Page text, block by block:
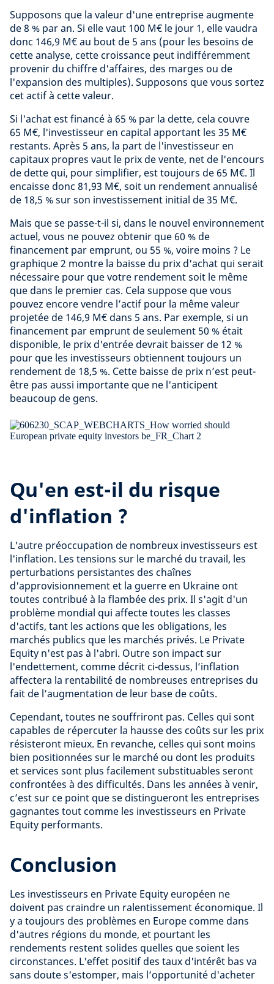
Supposons que la valeur d'une entreprise augmente
de 8 % par an. Si elle vaut 100 M€ le jour 1, elle vaudra
donc 146,9 M€ au bout de 5 ans (pour les besoins de
cette analyse, cette croissance peut indifféremment
provenir du chiffre d'affaires, des marges ou de
l'expansion des multiples). Supposons que vous sortez
cet actif à cette valeur.
Si l'achat est financé à 65 % par la dette, cela couvre
65 M€, l'investisseur en capital apportant les 35 M€
restants. Après 5 ans, la part de l'investisseur en
capitaux propres vaut le prix de vente, net de l'encours
de dette qui, pour simplifier, est toujours de 65 M€. Il
encaisse donc 81,93 M€, soit un rendement annualisé
de 18,5 % sur son investissement initial de 35 M€.
Mais que se passe-t-il si, dans le nouvel environnement
actuel, vous ne pouvez obtenir que 60 % de
financement par emprunt, ou 55 %, voire moins ? Le
graphique 2 montre la baisse du prix d'achat qui serait
nécessaire pour que votre rendement soit le même
que dans le premier cas. Cela suppose que vous
pouvez encore vendre l’actif pour la même valeur
projetée de 146,9 M€ dans 5 ans. Par exemple, si un
financement par emprunt de seulement 50 % était
disponible, le prix d'entrée devrait baisser de 12 %
pour que les investisseurs obtiennent toujours un
rendement de 18,5 %. Cette baisse de prix n’est peut-
être pas aussi importante que ne l'anticipent
beaucoup de gens.
Qu'en est-il du risque
d'inflation ?
L'autre préoccupation de nombreux investisseurs est
l'inflation. Les tensions sur le marché du travail, les
perturbations persistantes des chaînes
d'approvisionnement et la guerre en Ukraine ont
toutes contribué à la flambée des prix. Il s'agit d'un
problème mondial qui affecte toutes les classes
d'actifs, tant les actions que les obligations, les
marchés publics que les marchés privés. Le Private
Equity n'est pas à l'abri. Outre son impact sur
l'endettement, comme décrit ci-dessus, l’inflation
affectera la rentabilité de nombreuses entreprises du
fait de l’augmentation de leur base de coûts.
Cependant, toutes ne souffriront pas. Celles qui sont
capables de répercuter la hausse des coûts sur les prix
résisteront mieux. En revanche, celles qui sont moins
bien positionnées sur le marché ou dont les produits
et services sont plus facilement substituables seront
confrontées à des difficultés. Dans les années à venir,
c’est sur ce point que se distingueront les entreprises
gagnantes tout comme les investisseurs en Private
Equity performants.
Conclusion
Les investisseurs en Private Equity européen ne
doivent pas craindre un ralentissement économique. Il
y a toujours des problèmes en Europe comme dans
d'autres régions du monde, et pourtant les
rendements restent solides quelles que soient les
circonstances. L'effet positif des taux d'intérêt bas va
sans doute s'estomper, mais l’opportunité d'acheter